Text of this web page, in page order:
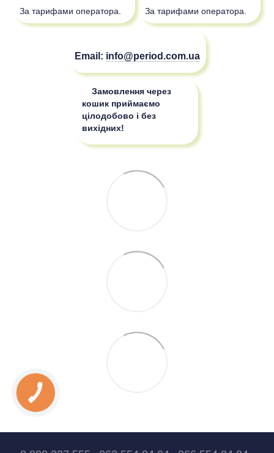
За тарифами оператора. За тарифами оператора.
Email: info@period.com.ua
Замовлення через
кошик приймаємо
цілодобово і без
вихідних!